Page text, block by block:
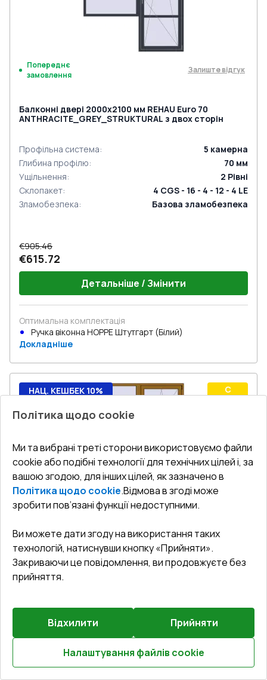
Розрахуй онлайн
Попереднє
замовлення
Залиште відгук
Балконні двері 2000x2100 мм REHAU Euro 70
ANTHRACITE_GREY_STRUKTURAL з двох сторін
Профільна система: 5 камерна
Глибина профілю: 70 мм
Ущільнення: 2 Рівні
Склопакет:
4 CGS - 16 - 4 - 12 - 4 LE
Зламобезпека: Базова зламобезпека
€905.46
€615.72
Детальніше / Змінити
Оптимальна комплектація
Ручка віконна HOPPE Штутгарт (Білий)
Докладніше
C
НАЦ. КЕШБЕК 10%
Попереднє
Залиште відгук
Балконні двері 2000x2100 мм REHAU Euro 70
LIGHT_OAK з двох сторін
Профільна система
Склопакет:
4 CGS - 16 - 4 - 12 - 4 LE
Зламобезпека: Базова зламобезпека
Політика щодо cookie
Ми та вибрані треті сторони використовуємо файли
cookie або подібні технології для технічних цілей і, за
вашою згодою, для інших цілей, як зазначено в
Політика щодо cookie.Відмова в згоді може
зробити пов’язані функції недоступними.
Ви можете дати згоду на використання таких
технологій, натиснувши кнопку «Прийняти».
Закриваючи це повідомлення, ви продовжуєте без
прийняття.
Відхилити Прийняти
Налаштування файлів cookie